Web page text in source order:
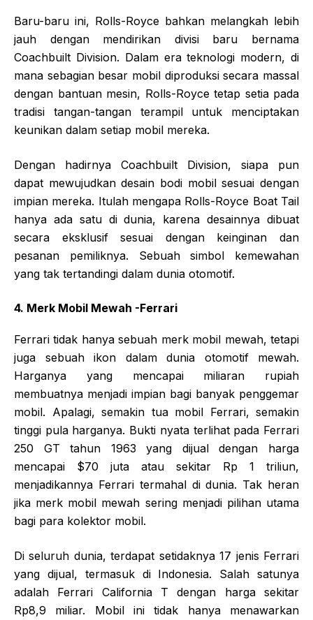
Baru-baru ini, Rolls-Royce bahkan melangkah lebih
jauh dengan mendirikan divisi baru bernama
Coachbuilt Division. Dalam era teknologi modern, di
mana sebagian besar mobil diproduksi secara massal
dengan bantuan mesin, Rolls-Royce tetap setia pada
tradisi tangan-tangan terampil untuk menciptakan
keunikan dalam setiap mobil mereka.
Dengan hadirnya Coachbuilt Division, siapa pun
dapat mewujudkan desain bodi mobil sesuai dengan
impian mereka. Itulah mengapa Rolls-Royce Boat Tail
hanya ada satu di dunia, karena desainnya dibuat
secara eksklusif sesuai dengan keinginan dan
pesanan pemiliknya. Sebuah simbol kemewahan
yang tak tertandingi dalam dunia otomotif.
4. Merk Mobil Mewah -Ferrari
Ferrari tidak hanya sebuah merk mobil mewah, tetapi
juga sebuah ikon dalam dunia otomotif mewah.
Harganya yang mencapai miliaran rupiah
membuatnya menjadi impian bagi banyak penggemar
mobil. Apalagi, semakin tua mobil Ferrari, semakin
tinggi pula harganya. Bukti nyata terlihat pada Ferrari
250 GT tahun 1963 yang dijual dengan harga
mencapai $70 juta atau sekitar Rp 1 triliun,
menjadikannya Ferrari termahal di dunia. Tak heran
jika merk mobil mewah sering menjadi pilihan utama
bagi para kolektor mobil.
Di seluruh dunia, terdapat setidaknya 17 jenis Ferrari
yang dijual, termasuk di Indonesia. Salah satunya
adalah Ferrari California T dengan harga sekitar
Rp8,9 miliar. Mobil ini tidak hanya menawarkan